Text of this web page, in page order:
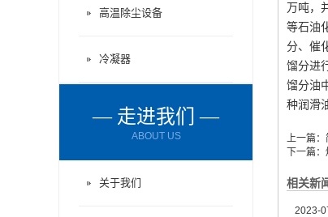
万吨，
等石油
分、催
馏分进
馏分油
种润滑
上一篇：
下一篇：
相关新
2023-
高温除尘设备
冷凝器
— 走进我们 —
ABOUT US
关于我们